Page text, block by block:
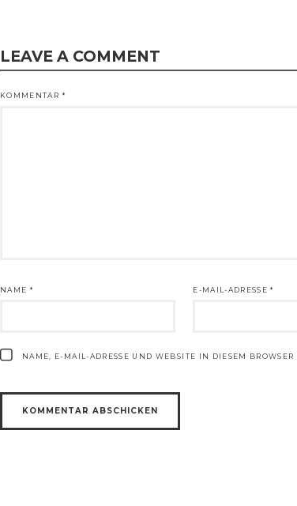
LEAVE A COMMENT
KOMMENTAR *
NAME * E-MAIL-ADRESSE*
NAME, E-MAIL-ADRESSE UND WEBSITE IN DIESEM